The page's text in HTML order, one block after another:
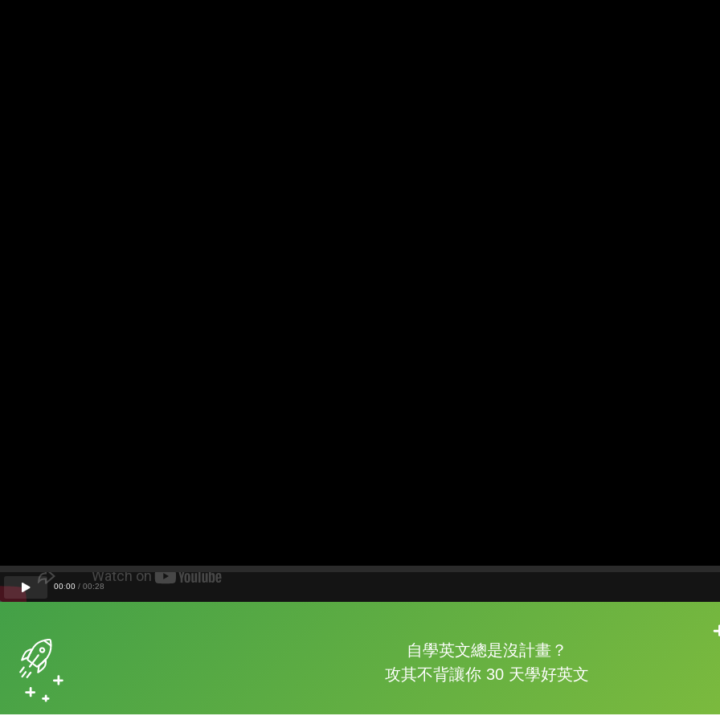
自學英文總是沒計畫？
攻其不背讓你 30 天學好英文
的品牌故事
00:00 / 00:28